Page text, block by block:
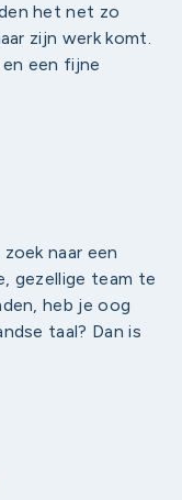
het net zo
zijn werk komt.
een fijne
naar een
gezellige team te
heb je oog
taal? Dan is